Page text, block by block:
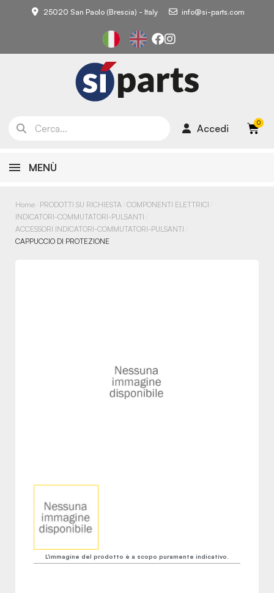
25020 San Paolo (Brescia) - Italy info@si-parts.com
Accedi
MENÙ
Home PRODOTTI SU RICHIESTA COMPONENTI ELETTRICI
INDICATORI-COMMUTATORI-PULSANTI
ACCESSORI INDICATORI-COMMUTATORI-PULSANTI
CAPPUCCIO DI PROTEZIONE
L'immagine del prodotto è a scopo puramente indicativo.